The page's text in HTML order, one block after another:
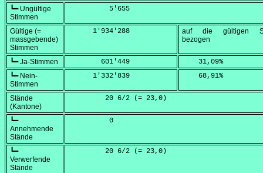
┗━ Ungültige
Stimmen
          5'655
Gültige (=
massgebende)
Stimmen
      1'934'288
auf die gültigen
bezogen
┗━ Ja-Stimmen
        601'449
    31,09
%
┗━ Nein-
Stimmen
      1'332'839
    68,91
%
Stände
(Kantone)
         20 6/2 (=
23,0 )
┗━
Annehmende
Stände
          0
┗━
Verwerfende
Stände
         20 6/2 (=
23,0 )